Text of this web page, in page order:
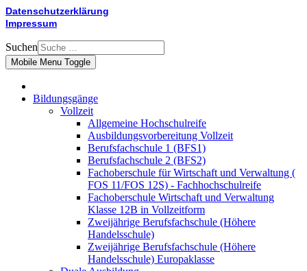
Datenschutzerklärung
Impressum
Suchen
Mobile Menu Toggle
Bildungsgänge
Vollzeit
Allgemeine Hochschulreife
Ausbildungsvorbereitung Vollzeit
Berufsfachschule 1 (BFS1)
Berufsfachschule 2 (BFS2)
Fachoberschule für Wirtschaft und Verwaltung (
FOS 11/FOS 12S) - Fachhochschulreife
Fachoberschule Wirtschaft und Verwaltung
Klasse 12B in Vollzeitform
Zweijährige Berufsfachschule (Höhere
Handelsschule)
Zweijährige Berufsfachschule (Höhere
Handelsschule) Europaklasse